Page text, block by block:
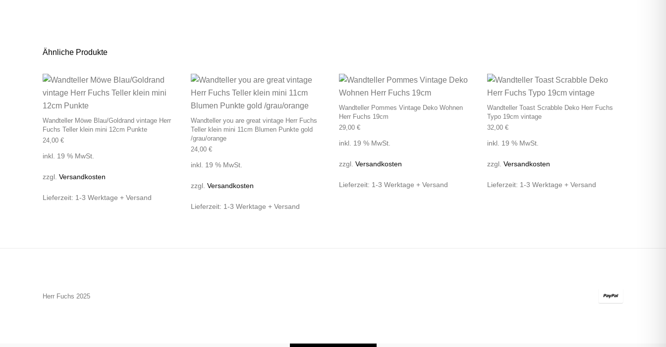
Ähnliche Produkte
Wandteller Möwe Blau/Goldrand vintage Herr
Fuchs Teller klein mini 12cm Punkte
24,00 €
inkl. 19 % MwSt.
zzgl. Versandkosten
Lieferzeit: 1-3 Werktage + Versand
Wandteller you are great vintage Herr Fuchs
Teller klein mini 11cm Blumen Punkte gold
/grau/orange
24,00 €
inkl. 19 % MwSt.
zzgl. Versandkosten
Lieferzeit: 1-3 Werktage + Versand
Wandteller Pommes Vintage Deko Wohnen
Herr Fuchs 19cm
29,00 €
inkl. 19 % MwSt.
zzgl. Versandkosten
Lieferzeit: 1-3 Werktage + Versand
Wandteller Toast Scrabble Deko Herr Fuchs
Typo 19cm vintage
32,00 €
inkl. 19 % MwSt.
zzgl. Versandkosten
Lieferzeit: 1-3 Werktage + Versand
Herr Fuchs 2025